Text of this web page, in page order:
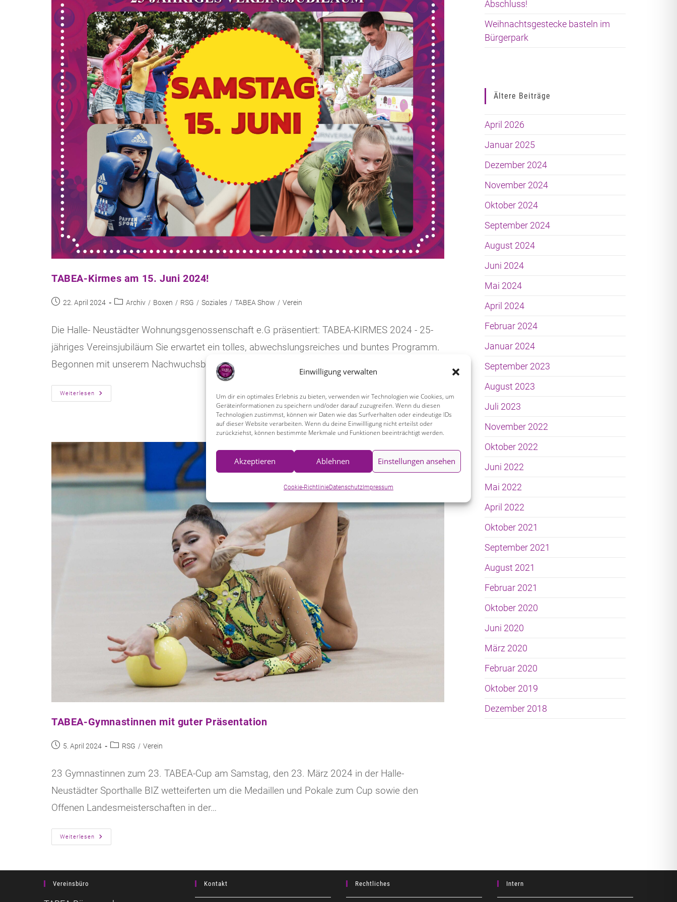
Einwilligung verwalten
Um dir ein optimales Erlebnis zu bieten, verwenden wir Technologien wie Cookies, um
Geräteinformationen zu speichern und/oder darauf zuzugreifen. Wenn du diesen
Technologien zustimmst, können wir Daten wie das Surfverhalten oder eindeutige IDs
auf dieser Website verarbeiten. Wenn du deine Einwillligung nicht erteilst oder
zurückziehst, können bestimmte Merkmale und Funktionen beeinträchtigt werden.
Akzeptieren Ablehnen Einstellungen ansehen
Cookie-RichtlinieDatenschutzImpressum
TABEA-Kirmes am 15. Juni 2024!
Beitrag22. April 2024
Beitrags-
Archiv / Boxen / RSG / Soziales / TABEA Show / Verein
Die Halle- Neustädter Wohnungsgenossenschaft e.G präsentiert: TABEA-KIRMES 2024 - 25-
jähriges Vereinsjubiläum Sie erwartet ein tolles, abwechslungsreiches und buntes Programm.
Begonnen mit unserem Nachwuchsboxen ab 11 Uhr in der eigenen Boxhalle,…
Weiterlesen
TABEA-
Kirmes
TABEA-Gymnastinnen mit guter Präsentation
Beitrag5. April 2024
Beitrags-
RSG / Verein
23 Gymnastinnen zum 23. TABEA-Cup am Samstag, den 23. März 2024 in der Halle-
Neustädter Sporthalle BIZ wetteiferten um die Medaillen und Pokale zum Cup sowie den
Offenen Landesmeisterschaften in der…
Weiterlesen
TABEA-
Gymnastinnen
Abschluss!
Weihnachtsgestecke basteln im
Bürgerpark
Ältere Beiträge
April 2026
Januar 2025
Dezember 2024
November 2024
Oktober 2024
September 2024
August 2024
Juni 2024
Mai 2024
April 2024
Februar 2024
Januar 2024
September 2023
August 2023
Juli 2023
November 2022
Oktober 2022
Juni 2022
Mai 2022
April 2022
Oktober 2021
September 2021
August 2021
Februar 2021
Oktober 2020
Juni 2020
März 2020
Februar 2020
Oktober 2019
Dezember 2018
Vereinsbüro Kontakt Rechtliches Intern